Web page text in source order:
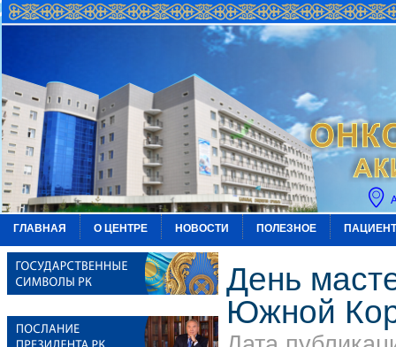
ГЛАВНАЯ О ЦЕНТРЕ НОВОСТИ ПОЛЕЗНОЕ
День
Южной